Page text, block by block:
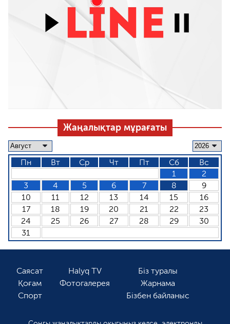
Жаңалықтар мұрағаты
Пн Вт Ср Чт Пт Сб
Вс
1
2
3
4 5 6 7 8
9
10
11 12 13 14 15
16
17
18 19 20 21 22
23
24
25 26 27 28 29
30
31
Саясат
Қоғам
Спорт
Halyq TV
Фотогалерея
Біз туралы
Жарнама
Бізбен байланыс